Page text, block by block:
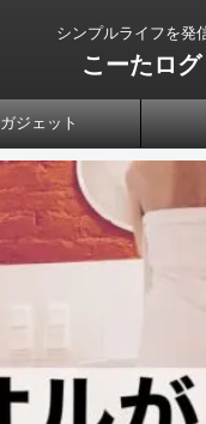
シンプルライフを発
こーたログ
ガジェット